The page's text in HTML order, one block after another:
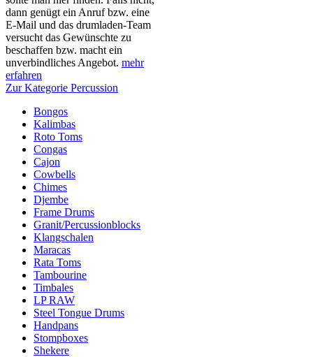
dann genügt ein Anruf bzw. eine
E-Mail und das drumladen-Team
versucht das Gewünschte zu
beschaffen bzw. macht ein
unverbindliches Angebot. mehr
erfahren
Zur Kategorie Percussion
Bongos
Kalimbas
Roto Toms
Congas
Cajon
Cowbells
Chimes
Djembe
Frame Drums
Granit/Percussionblocks
Klangschalen
Maracas
Rata Toms
Tambourine
Timbales
LP RAW
Steel Tongue Drums
Handpans
Stompboxes
Shekere